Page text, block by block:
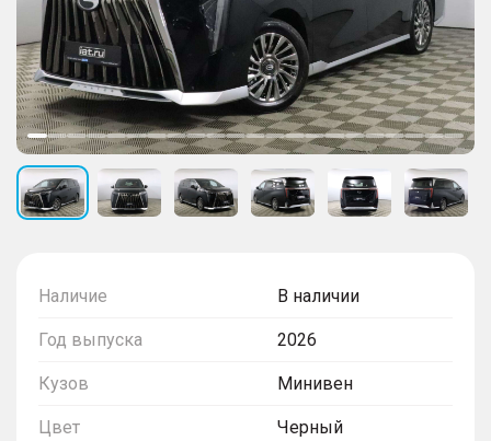
Наличие В наличии
Год выпуска 2026
Кузов Минивен
Цвет Черный